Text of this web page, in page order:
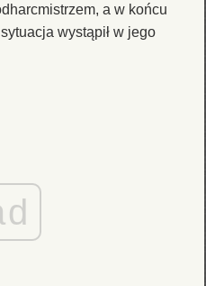
a w końcu
wystąpił w jego